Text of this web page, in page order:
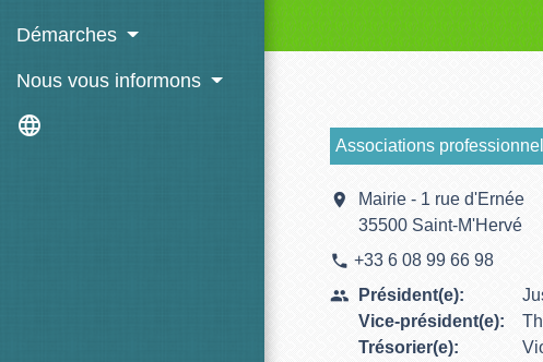
Démarches
Nous vous informons
language
Associations
location_on
Mairie - 1 rue d'Ernée
35500 Saint-M'Hervé
phone +33 6 08 99 66 98
people
Président(e):
Vice-président(e):
Trésorier(e):